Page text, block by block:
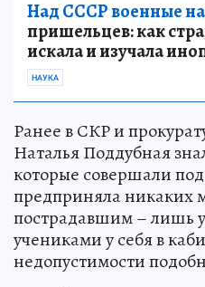
Над СССР военные
пришельцев: как
искала и изучала
НАУКА
Ранее в СКР и
Наталья Поддубная
которые совершали
предприняла никаких
пострадавшим – лишь
учениками у себя в
недопустимости